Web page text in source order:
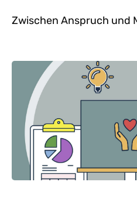
Zwischen Anspruch und